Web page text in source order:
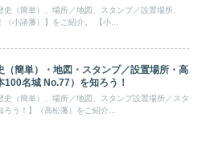
史（簡単）、場所／地図、スタンプ／設置場所、
（小諸藩）】をご紹介。 【小...
（簡単）・地図・スタンプ／設置場所・高
100名城 No.77）を知ろう！
史（簡単）、場所／地図、スタンプ設置場所／スタ
ろう！】（高松藩）をご紹介...